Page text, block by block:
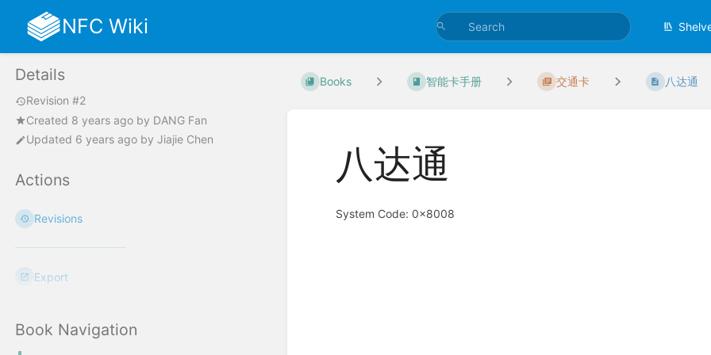
NFC Wiki
Details
Revision #2
Created 8 years ago by DANG Fan
Updated 6 years ago by Jiajie Chen
Actions
Revisions
Export
Book Navigation
Books 智能卡手册 交通卡 八达通
八达通
System Code: 0x8008